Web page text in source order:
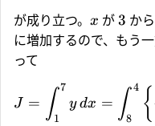
が成り立つ。 x が 3 から
に増加するので、もう
って
J = ∫1
7
y dx = ∫8
4 {